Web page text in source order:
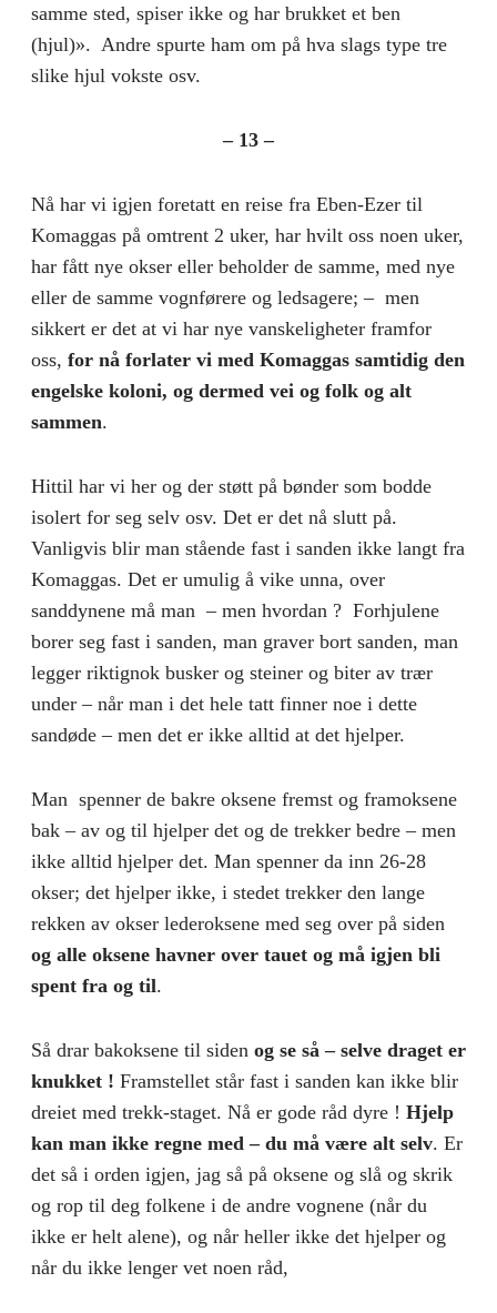
samme sted, spiser ikke og har brukket et ben
(hjul)». Andre spurte ham om på hva slags type tre
slike hjul vokste osv.
– 13 –
Nå har vi igjen foretatt en reise fra Eben-Ezer til
Komaggas på omtrent 2 uker, har hvilt oss noen uker,
har fått nye okser eller beholder de samme, med nye
eller de samme vognførere og ledsagere; – men
sikkert er det at vi har nye vanskeligheter framfor
oss, for nå forlater vi med Komaggas samtidig den
engelske koloni, og dermed vei og folk og alt
sammen.
Hittil har vi her og der støtt på bønder som bodde
isolert for seg selv osv. Det er det nå slutt på.
Vanligvis blir man stående fast i sanden ikke langt fra
Komaggas. Det er umulig å vike unna, over
sanddynene må man – men hvordan ? Forhjulene
borer seg fast i sanden, man graver bort sanden, man
legger riktignok busker og steiner og biter av trær
under – når man i det hele tatt finner noe i dette
sandøde – men det er ikke alltid at det hjelper.
Man spenner de bakre oksene fremst og framoksene
bak – av og til hjelper det og de trekker bedre – men
ikke alltid hjelper det. Man spenner da inn 26-28
okser; det hjelper ikke, i stedet trekker den lange
rekken av okser lederoksene med seg over på siden
og alle oksene havner over tauet og må igjen bli
spent fra og til.
Så drar bakoksene til siden og se så – selve draget er
knukket ! Framstellet står fast i sanden kan ikke blir
dreiet med trekk-staget. Nå er gode råd dyre ! Hjelp
kan man ikke regne med – du må være alt selv. Er
det så i orden igjen, jag så på oksene og slå og skrik
og rop til deg folkene i de andre vognene (når du
ikke er helt alene), og når heller ikke det hjelper og
når du ikke lenger vet noen råd,